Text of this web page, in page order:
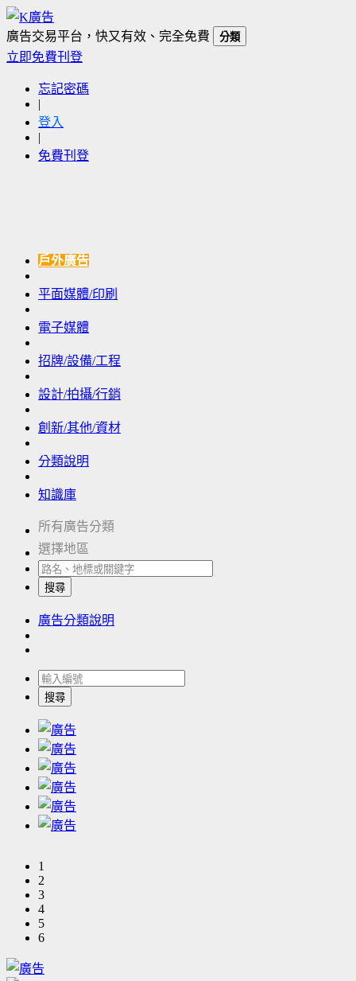
廣告交易平台，快又有效、完全免費 分類
立即免費刊登
忘記密碼
|
登入
|
免費刊登
戶外廣告
平面媒體/印刷
電子媒體
招牌/設備/工程
設計/拍攝/行銷
創新/其他/資材
分類說明
知識庫
所有廣告分類
選擇地區
搜尋
廣告分類說明
搜尋
1
2
3
4
5
6